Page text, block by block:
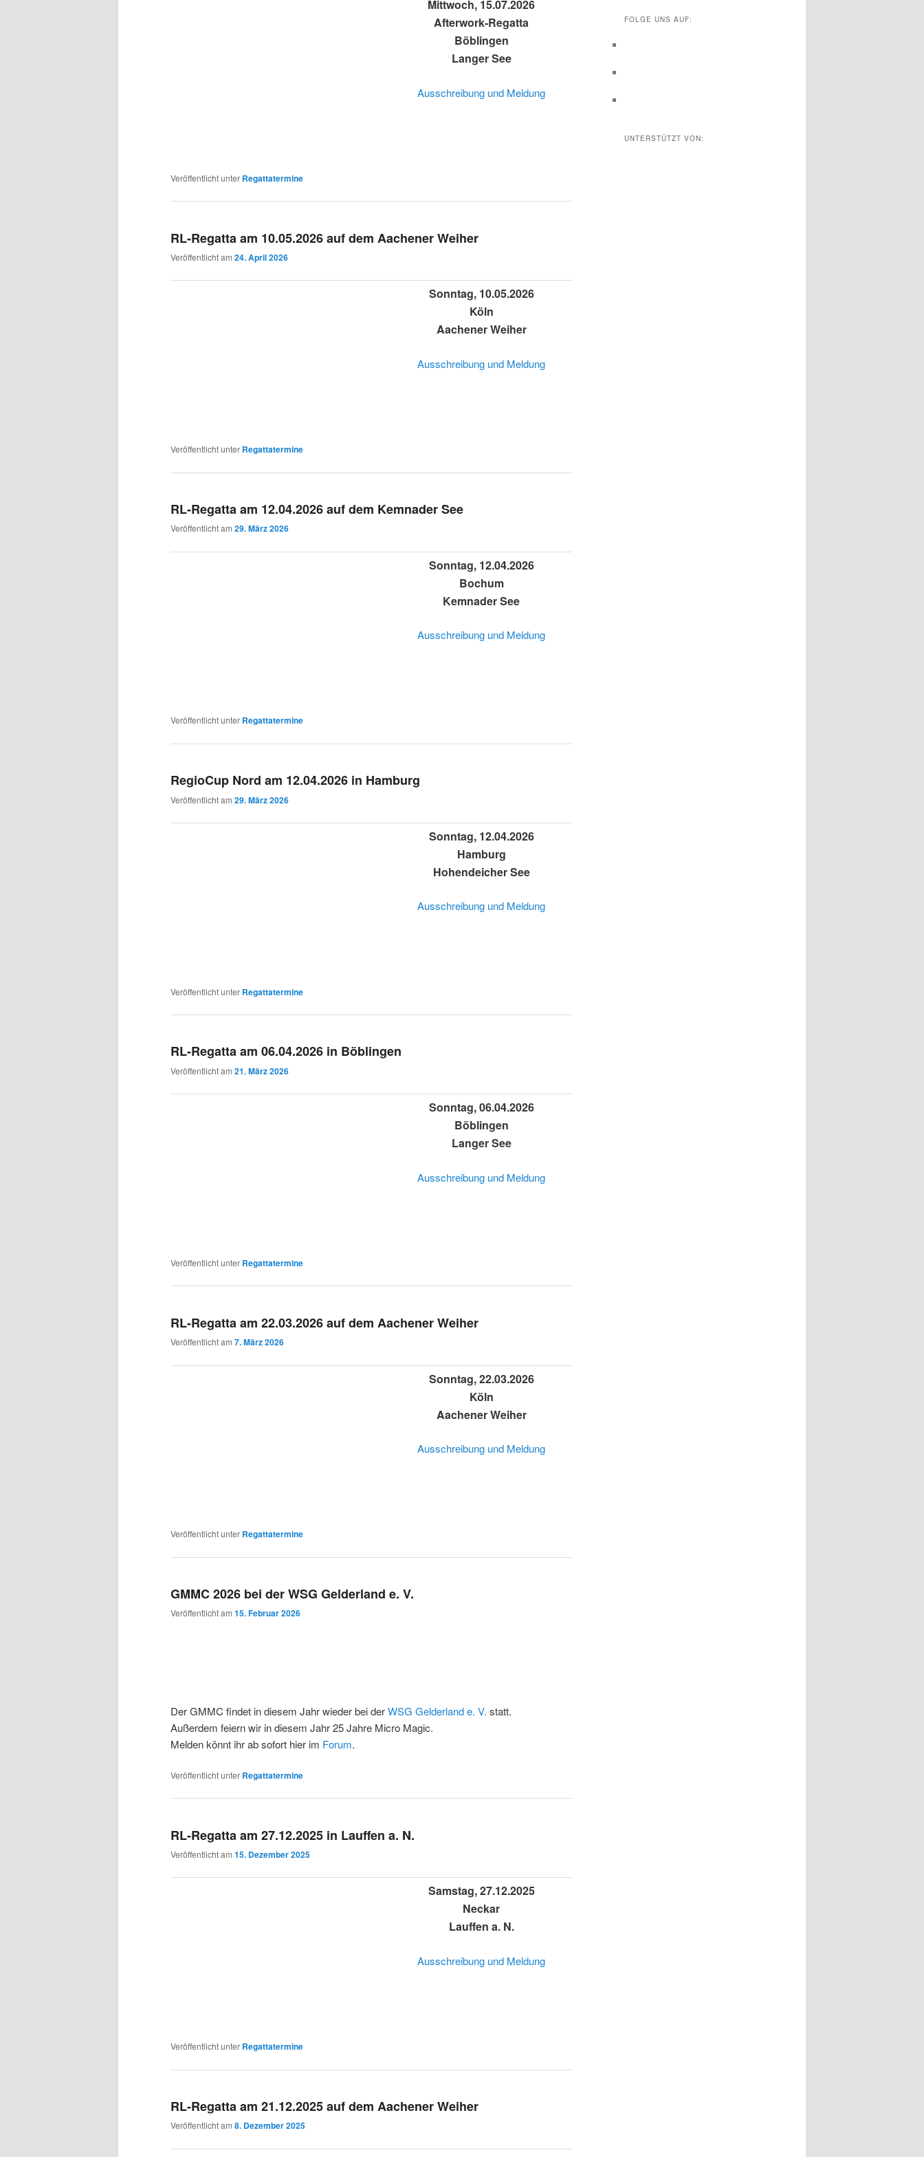
Mittwoch, 15.07.2026
Afterwork-Regatta
Böblingen
Langer See
Ausschreibung und Meldung
Veröffentlicht unter Regattatermine
RL-Regatta am 10.05.2026 auf dem Aachener Weiher
Veröffentlicht am 24. April 2026
Sonntag, 10.05.2026
Köln
Aachener Weiher
Ausschreibung und Meldung
Veröffentlicht unter Regattatermine
RL-Regatta am 12.04.2026 auf dem Kemnader See
Veröffentlicht am 29. März 2026
Sonntag, 12.04.2026
Bochum
Kemnader See
Ausschreibung und Meldung
Veröffentlicht unter Regattatermine
RegioCup Nord am 12.04.2026 in Hamburg
Veröffentlicht am 29. März 2026
Sonntag, 12.04.2026
Hamburg
Hohendeicher See
Ausschreibung und Meldung
Veröffentlicht unter Regattatermine
RL-Regatta am 06.04.2026 in Böblingen
Veröffentlicht am 21. März 2026
Sonntag, 06.04.2026
Böblingen
Langer See
Ausschreibung und Meldung
Veröffentlicht unter Regattatermine
RL-Regatta am 22.03.2026 auf dem Aachener Weiher
Veröffentlicht am 7. März 2026
Sonntag, 22.03.2026
Köln
Aachener Weiher
Ausschreibung und Meldung
Veröffentlicht unter Regattatermine
GMMC 2026 bei der WSG Gelderland e. V.
Veröffentlicht am 15. Februar 2026
Der GMMC findet in diesem Jahr wieder bei derWSG Gelderland e. V. statt.
Außerdem feiern wir in diesem Jahr 25 Jahre Micro Magic.
Melden könnt ihr ab sofort hier im Forum.
Veröffentlicht unter Regattatermine
RL-Regatta am 27.12.2025 in Lauffen a. N.
Veröffentlicht am 15. Dezember 2025
Samstag, 27.12.2025
Neckar
Lauffen a. N.
Ausschreibung und Meldung
Veröffentlicht unter Regattatermine
RL-Regatta am 21.12.2025 auf dem Aachener Weiher
Veröffentlicht am 8. Dezember 2025
FOLGE UNS AUF:
UNTERSTÜTZT VON: